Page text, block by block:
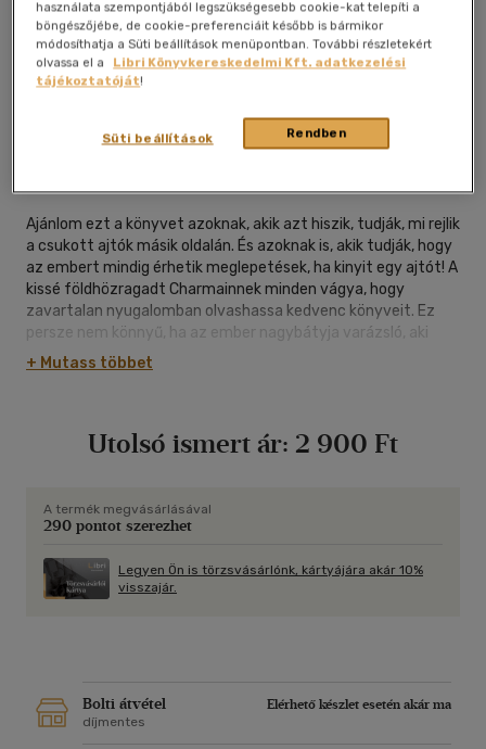
Kívánságlistához adom
magyar nyelvű|keménytábla, védőborító
Ajánlom ezt a könyvet azoknak, akik azt hiszik, tudják, mi rejlik
a csukott ajtók másik oldalán. És azoknak is, akik tudják, hogy
az embert mindig érhetik meglepetések, ha kinyit egy ajtót! A
kissé földhözragadt Charmainnek minden vágya, hogy
zavartalan nyugalomban olvashassa kedvenc könyveit. Ez
persze nem könnyű, ha az ember nagybátyja varázsló, aki
ráadásul éppen segítségre szorul. A másik palota izgalmasabb
mint a világ legjobb vidámparkjának legelvarázsoltabb
szereplőkkel találkozhatunk, akikre számtalan kaland vár, ám
+ Mutass többet
Utolsó ismert ár: 2 900 Ft
A termék megvásárlásával
290 pontot szerezhet
Legyen Ön is törzsvásárlónk, kártyájára akár 10%
visszajár.
Bolti átvétel
Elérhető készlet esetén akár ma
díjmentes
használata szempontjából legszükségesebb cookie-kat telepíti a
böngészőjébe, de cookie-preferenciáit később is bármikor
módosíthatja a Süti beállítások menüpontban. További részletekért
olvassa el a
Libri Könyvkereskedelmi Kft. adatkezelési
tájékoztatóját!
Rendben
Süti beállítások